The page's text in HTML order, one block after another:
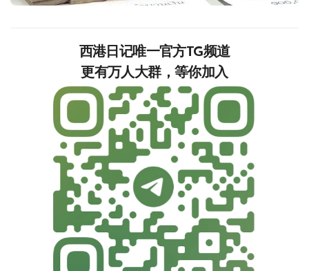
西港日记唯一官方TG频道
更有万人大群，等你加入‍‍‍‍‍‍‍‍‍‍‍‍‍